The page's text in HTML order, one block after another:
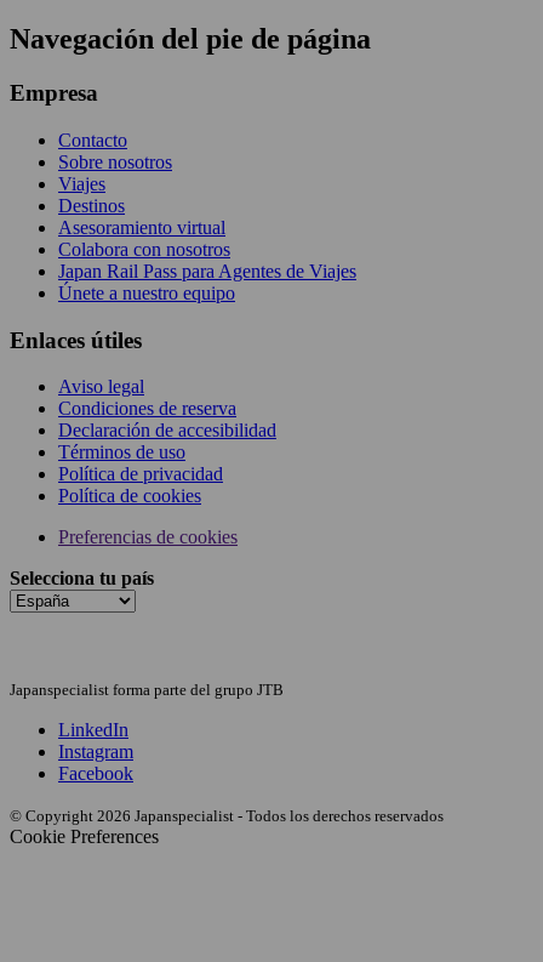
Navegación del pie de página
Empresa
Contacto
Sobre nosotros
Viajes
Destinos
Asesoramiento virtual
Colabora con nosotros
Japan Rail Pass para Agentes de Viajes
Únete a nuestro equipo
Enlaces útiles
Aviso legal
Condiciones de reserva
Declaración de accesibilidad
Términos de uso
Política de privacidad
Política de cookies
Preferencias de cookies
Selecciona tu país
Japanspecialist forma parte del grupo JTB
LinkedIn
Instagram
Facebook
© Copyright 2026 Japanspecialist - Todos los derechos reservados
Cookie Preferences